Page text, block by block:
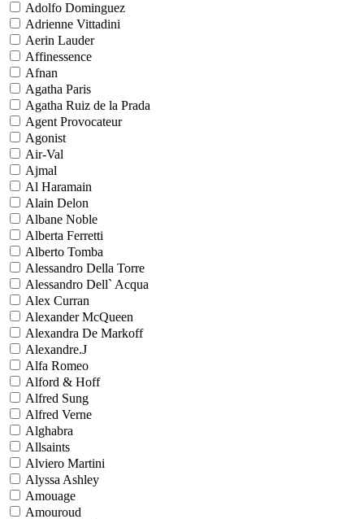
Adolfo Dominguez
Adrienne Vittadini
Aerin Lauder
Affinessence
Afnan
Agatha Paris
Agatha Ruiz de la Prada
Agent Provocateur
Agonist
Air-Val
Ajmal
Al Haramain
Alain Delon
Albane Noble
Alberta Ferretti
Alberto Tomba
Alessandro Della Torre
Alessandro Dell` Acqua
Alex Curran
Alexander McQueen
Alexandra De Markoff
Alexandre.J
Alfa Romeo
Alford & Hoff
Alfred Sung
Alfred Verne
Alghabra
Allsaints
Alviero Martini
Alyssa Ashley
Amouage
Amouroud